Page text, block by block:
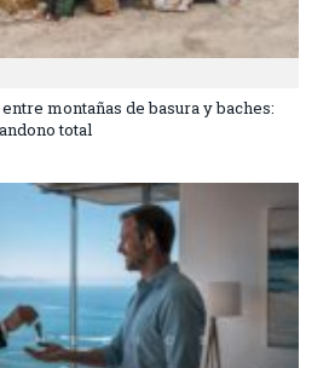
montañas de basura y baches:
total